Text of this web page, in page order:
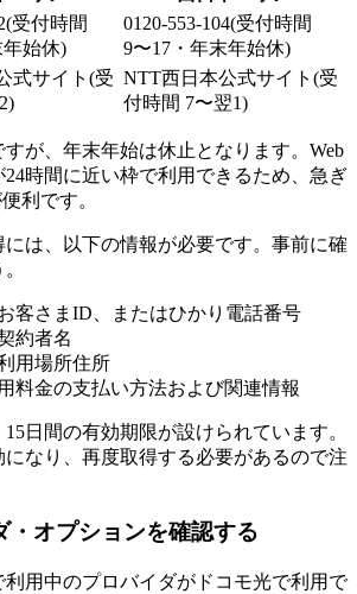
受付時間
年始休)
0120-553-104(受付時間
9〜17・年末年始休)
式サイト(受 NTT西日本公式サイト(受
付時間 7〜翌1)
が、年末年始は休止となります。Web
時間に近い枠で利用できるため、急ぎ
利です。
は、以下の情報が必要です。事前に確
客さまID、またはひかり電話番号
約者名
用場所住所
料金の支払い方法および関連情報
日間の有効期限が設けられています。
なり、再度取得する必要があるので注
・オプションを確認する
用中のプロバイダがドコモ光で利用で